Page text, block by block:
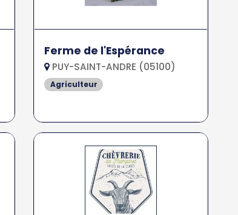
Ferme de l'Espérance
PUY-SAINT-ANDRE (05100)
Agriculteur